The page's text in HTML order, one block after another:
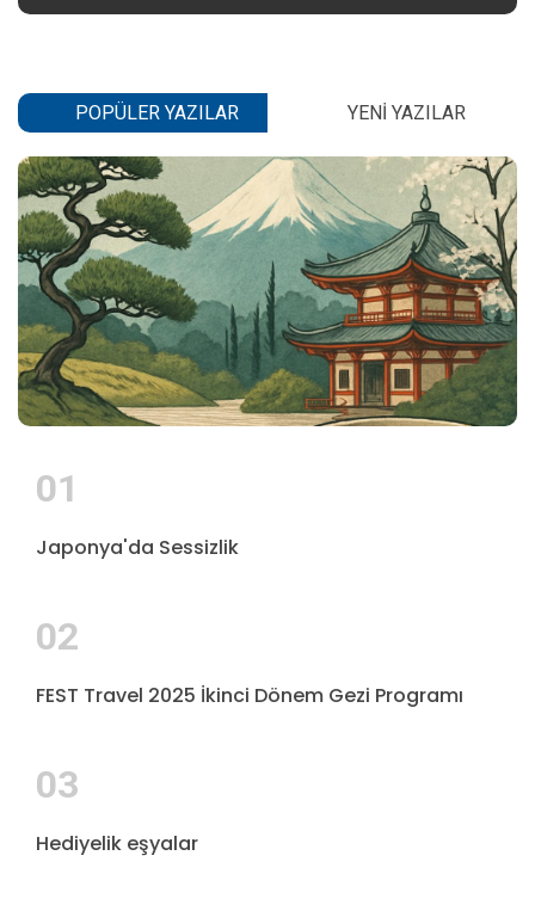
POPÜLER YAZILAR YENI YAZILAR
01
Japonya'da Sessizlik
02
FEST Travel 2025 İkinci Dönem Gezi Programı
03
Hediyelik eşyalar